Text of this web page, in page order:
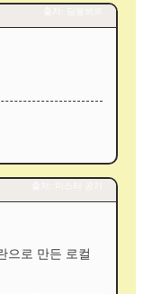
으로 만든 로컬